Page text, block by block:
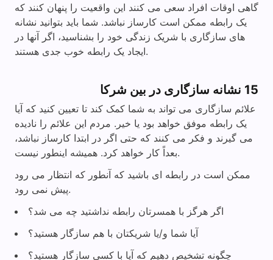
گاهی اوقات افراد سعی می کنند این واقعیت را پنهان کنند که
یک رابطه ممکن است کارساز نباشد. شما باید بتوانید نشانه
های سازگاری با شریک زندگی خود را بشناسید، اگر آنها در
ایجاد یک رابطه خوب جدی هستند.
15 نشانه سازگاری در بین شرکا
علائم سازگاری می تواند به شما کمک کند تا تعیین کنید که آیا
یک رابطه موفق خواهد بود یا خیر. مردم این علائم را نادیده
می گیرند و فکر می کنند که حتی اگر در ابتدا کارساز نباشد،
بعداً کار خواهد کرد. همیشه اینطور نیست.
ممکن است در رابطه ای باشید که آنطور که انتظار می رود
پیش نمی رود.
اگر هرگز با همسرتان رابطه نداشتید چه می شد؟
آیا شما و/یا شریکتان با هم سازگار هستید؟
چگونه تشخیص دهیم که آیا با کسی سازگار هستید؟